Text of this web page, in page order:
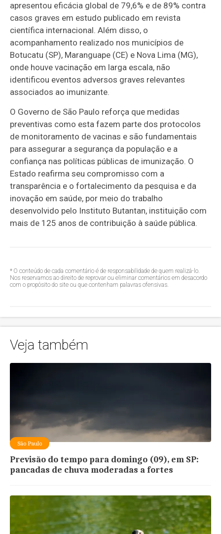
apresentou eficácia global de 79,6% e de 89% contra
casos graves em estudo publicado em revista
científica internacional. Além disso, o
acompanhamento realizado nos municípios de
Botucatu (SP), Maranguape (CE) e Nova Lima (MG),
onde houve vacinação em larga escala, não
identificou eventos adversos graves relevantes
associados ao imunizante.
O Governo de São Paulo reforça que medidas
preventivas como esta fazem parte dos protocolos
de monitoramento de vacinas e são fundamentais
para assegurar a segurança da população e a
confiança nas políticas públicas de imunização. O
Estado reafirma seu compromisso com a
transparência e o fortalecimento da pesquisa e da
inovação em saúde, por meio do trabalho
desenvolvido pelo Instituto Butantan, instituição com
mais de 125 anos de contribuição à saúde pública.
* O conteúdo de cada comentário é de responsabilidade de quem realizá-lo.
Nos reservamos ao direito de reprovar ou eliminar comentários em desacordo
com o propósito do site ou que contenham palavras ofensivas.
Veja também
São Paulo
Previsão do tempo para domingo (09), em SP:
pancadas de chuva moderadas a fortes